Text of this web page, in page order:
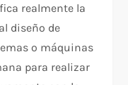
realmente la
diseño de
o máquinas
para realizar